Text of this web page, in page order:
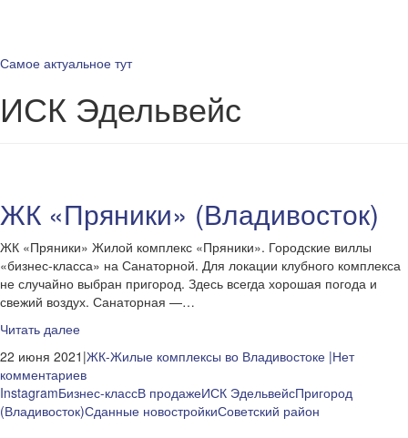
Самое актуальное тут
ИСК Эдельвейс
ЖК «Пряники» (Владивосток)
ЖК «Пряники» Жилой комплекс «Пряники». Городские виллы
«бизнес-класса» на Санаторной. Для локации клубного комплекса
не случайно выбран пригород. Здесь всегда хорошая погода и
свежий воздух. Санаторная —…
Читать далее
22 июня 2021|ЖК-Жилые комплексы во Владивостоке |Нет
комментариев
InstagramБизнес-классВ продажеИСК ЭдельвейсПригород
(Владивосток)Сданные новостройкиСоветский район